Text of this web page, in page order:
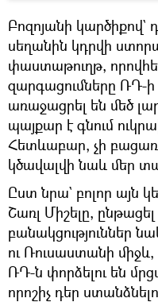
Բոզոյանի կարծիքով`
սեղանին կդրվի
փաստաթուղթ,
զարգացումները ՌԴ-ի
առաջացրել են մեծ
պայքար է գնում
Հետևաբար, չի
կծավալվի նաև մեր
Ըստ նրա` բոլոր այն
Շառլ Միշելը,
բանակցություններ
ու Ռուսաստանի
ՌԴ-ն փորձելու են
որոշիչ դեր